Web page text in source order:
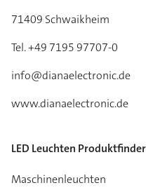
71409 Schwaikheim
Tel. +49 7195 97707-0
info@dianaelectronic.de
www.dianaelectronic.de
LED Leuchten Produktfinder
Maschinenleuchten